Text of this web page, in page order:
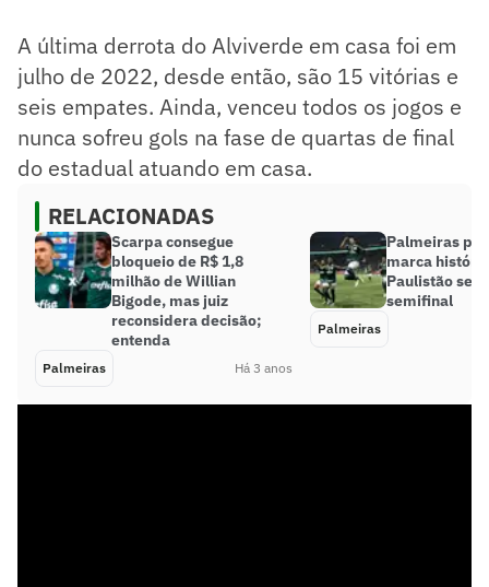
A última derrota do Alviverde em casa foi em
julho de 2022, desde então, são 15 vitórias e
seis empates. Ainda, venceu todos os jogos e
nunca sofreu gols na fase de quartas de final
do estadual atuando em casa.
RELACIONADAS
Scarpa consegue
bloqueio de R$ 1,8
milhão de Willian
Bigode, mas juiz
reconsidera decisão;
entenda
Palmeiras Há 3 anos
Palmeiras
marca
Paulistão se
semifinal
Palmeiras